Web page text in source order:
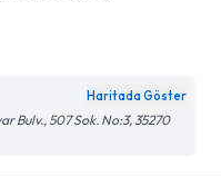
Haritada Göster
Bulv., 507 Sok. No:3, 35270